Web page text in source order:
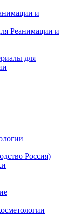
и
Реанимации и
для
Россия)